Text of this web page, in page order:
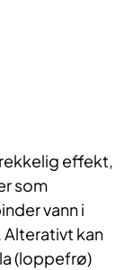
effekt,
som
vann i
kan
(loppefrø)